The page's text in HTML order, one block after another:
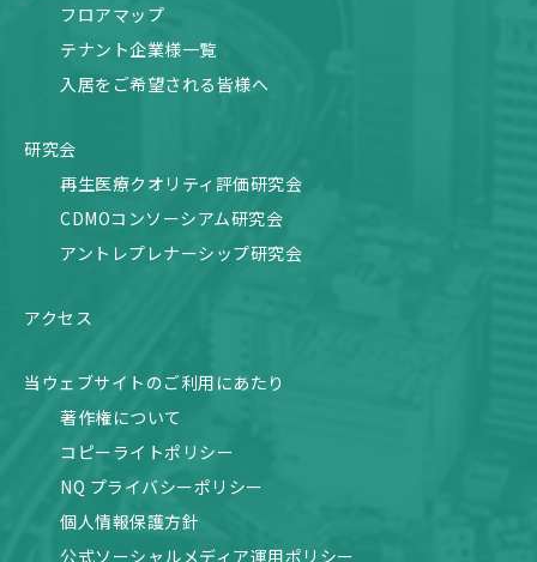
フロアマップ
テナント企業様一覧
入居をご希望される皆様へ
研究会
再生医療クオリティ評価研究会
CDMOコンソーシアム研究会
アントレプレナーシップ研究会
アクセス
当ウェブサイトのご利用にあたり
著作権について
コピーライトポリシー
NQ プライバシーポリシー
個人情報保護方針
公式ソーシャルメディア運用ポリシー